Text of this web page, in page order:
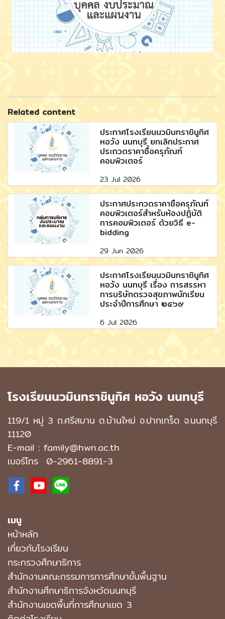
Related content
ประกาศโรงเรียนนวมินทราชินูทิศ
หอวัง นนทบุรี ยกเลิกประกาศ
ประกวดราคาซื้อครุภัณฑ์
คอมพิวเตอร์
23 Jul 2026
ประกาศประกวดราคาซื้อครุภัณฑ์
คอมพิวเตอร์สำหรับห้องปฏิบัติ
การคอมพิวเตอร์ ด้วยวิธี e-
bidding
29 Jun 2026
ประกาศโรงเรียนนวมินทราชินูทิศ
หอวัง นนทบุรี เรื่อง การสรรหา
การบริษัทตรวจสุขภาพนักเรียน
ประจำปีการศึกษา ๒๕๖๙
6 Jul 2026
โรงเรียนนวมินทราชินูทิศ หอวัง นนทบุรี
119/1 หมู่ 3 ถ.ศรีสมาน ต.บ้านใหม่ อ.ปากเกร็ด จ.นนทบุรี
11120
E-mail : family@hwn.ac.th
เบอร์โทร 0-2961-8891-3
เมนู
หน้าหลัก
เกี่ยวกับโรงเรียน
กระทรวงศึกษาธิการ
สำนักงานคณะกรรมการการศึกษาขั้นพื้นฐาน
สำนักงานศึกษาธิการจังหวัดนนทบุรี
สำนักงานเขตพื้นที่การศึกษาเขต 3